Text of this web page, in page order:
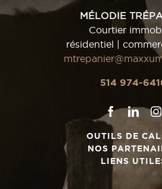
MÉLODIE
Courtier
résidentiel |
514 974-
OUTILS DE
NOS
LIENS